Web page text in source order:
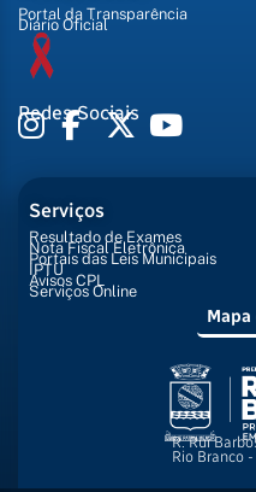
Portal da Transparência
Diário Oficial
Redes Sociais
Serviços
Resultado de Exames
Nota Fiscal Eletrônica
Portais das Leis Municipais
IPTU
Avisos CPL
Serviços Online
R. Rui
Rio Branco